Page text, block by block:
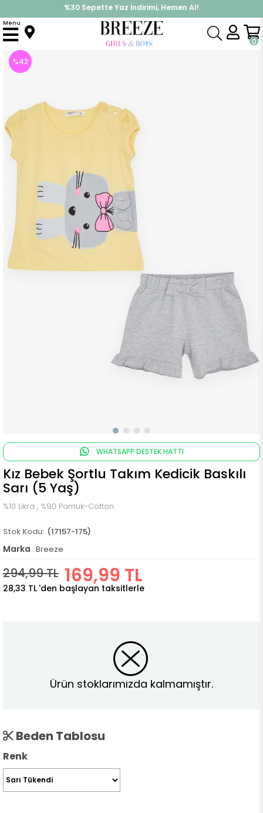
%30 Sepette Yaz İndirimi, Hemen Al!
İndirimlere ek %10 İndirimi Kap, Hemen Üye Ol!
0
Menu
Anasayfa Takımlar Kapri & Şort Takım
%42
WHATSAPP DESTEK HATTI
Kız Bebek Şortlu Takım Kedicik Baskılı
Sarı (5 Yaş)
%10 Likra , %90 Pamuk-Cotton
(17157-175)
Marka : Breeze
294,99 TL 169,99 TL
28,33 TL 'den başlayan taksitlerle
Ürün stoklarımızda kalmamıştır.
Beden Tablosu
Renk